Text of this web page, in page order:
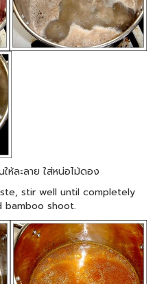
ห้ละลาย ใส่หน่อไม้ดอง
stir well until completely
bamboo shoot.